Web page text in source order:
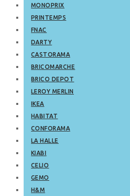
MONOPRIX
PRINTEMPS
FNAC
DARTY
CASTORAMA
BRICOMARCHE
BRICO DEPOT
LEROY MERLIN
IKEA
HABITAT
CONFORAMA
LA HALLE
KIABI
CELIO
GEMO
H&M